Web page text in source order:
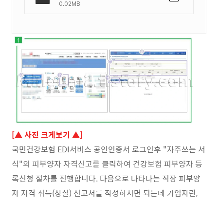
0.02MB
[▲ 사진 크게보기 ▲]
국민건강보험 EDI서비스 공인인증서 로그인후 "자주쓰는 서
식"의 피부양자 자격신고를 클릭하여 건강보험 피부양자 등
록신청 절차를 진행합니다. 다음으로 나타나는 직장 피부양
자 자격 취득(상실) 신고서를 작성하시면 되는데 가입자란,